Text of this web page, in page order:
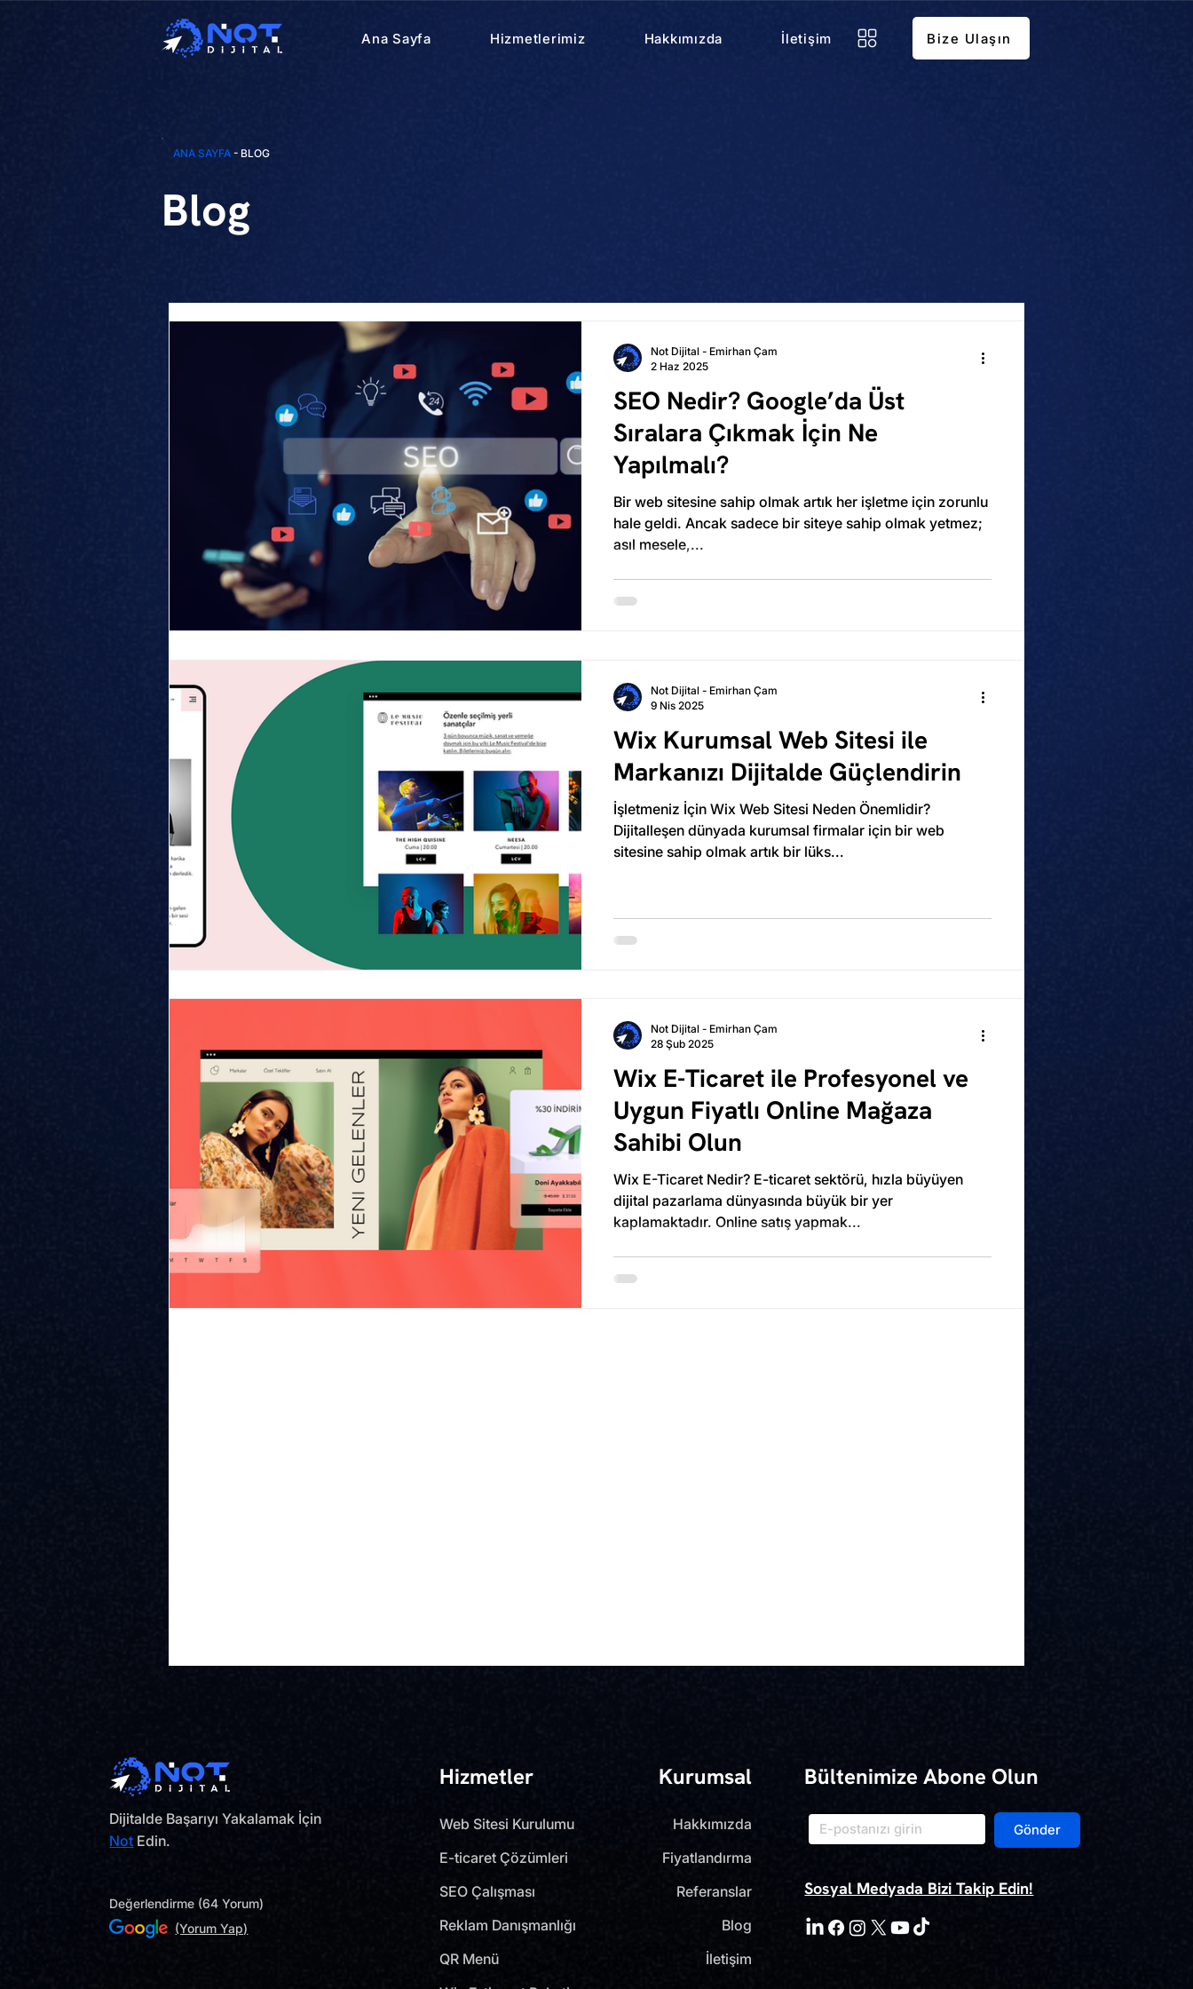
Ana Sayfa Hizmetlerimiz Hakkımızda İletişim Bize Ulaşın
ANA SAYFA - BLOG
Blog
SEO Nedir? Google’da Üst
Sıralara Çıkmak İçin Ne
Yapılmalı?
Bir web sitesine sahip olmak artık her işletme için zorunlu
hale geldi. Ancak sadece bir siteye sahip olmak yetmez;
asıl mesele,...
Not Dijital - Emirhan Çam
2 Haz 2025
Wix Kurumsal Web Sitesi ile
Markanızı Dijitalde Güçlendirin
İşletmeniz İçin Wix Web Sitesi Neden Önemlidir?
Dijitalleşen dünyada kurumsal firmalar için bir web
sitesine sahip olmak artık bir lüks...
Not Dijital - Emirhan Çam
9 Nis 2025
Wix E-Ticaret ile Profesyonel ve
Uygun Fiyatlı Online Mağaza
Sahibi Olun
Wix E-Ticaret Nedir? E-ticaret sektörü, hızla büyüyen
dijital pazarlama dünyasında büyük bir yer
kaplamaktadır. Online satış yapmak...
Not Dijital - Emirhan Çam
28 Şub 2025
Dijitalde Başarıyı Yakalamak İçin
Not Edin.
Değerlendirme (64 Yorum)
(Yorum Yap)
Hizmetler Kurumsal
Web Sitesi Kurulumu
E-ticaret Çözümleri
SEO Çalışması
Reklam Danışmanlığı
QR Menü
Hakkımızda
Fiyatlandırma
Referanslar
Blog
İletişim
Bültenimize Abone Olun
Gönder
Sosyal Medyada Bizi Takip Edin!